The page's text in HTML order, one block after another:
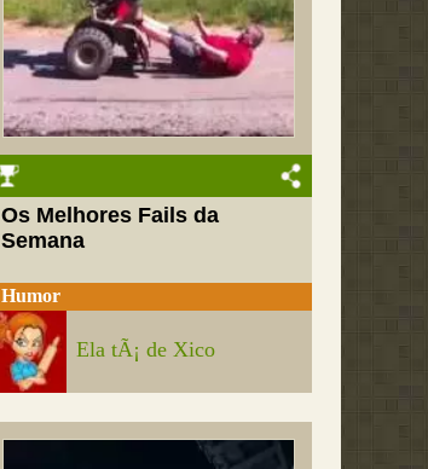
Os Melhores Fails da
Semana
Humor
Ela tÃ¡ de Xico